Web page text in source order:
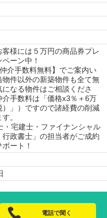
様には５万円の商品券プレ
ーン中！
介手数料無料】でご案内い
物件以外の新築物件も全て無
なる物件はご相談くださ
介手数料は「価格x3％＋6万
）」）ですので諸経費の削減
。
・宅建士・ファイナンシャル
行政書士」の担当者がご成約
ート！
電話で聞く